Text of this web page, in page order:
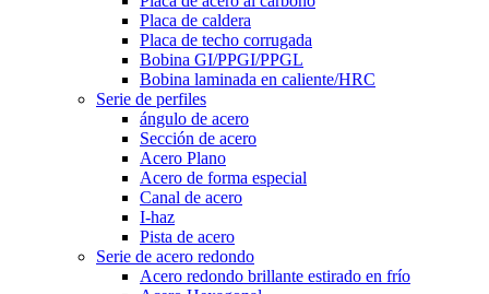
Placa de caldera
Placa de techo corrugada
Bobina GI/PPGI/PPGL
Bobina laminada en caliente/HRC
Serie de perfiles
ángulo de acero
Sección de acero
Acero Plano
Acero de forma especial
Canal de acero
I-haz
Pista de acero
Serie de acero redondo
Acero redondo brillante estirado en frío